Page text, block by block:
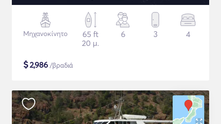
Μηχανοκίνητο
65 ft
20 μ.
6 3 4
$2,986 /βραδιά